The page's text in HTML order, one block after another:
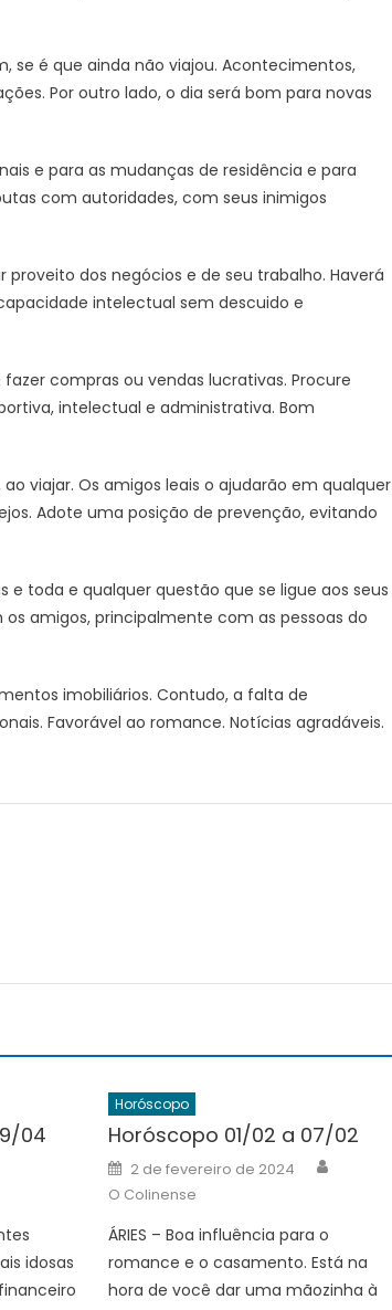
se é que ainda não viajou. Acontecimentos,
Por outro lado, o dia será bom para novas
e para as mudanças de residência e para
com autoridades, com seus inimigos
proveito dos negócios e de seu trabalho. Haverá
intelectual sem descuido e
fazer compras ou vendas lucrativas. Procure
intelectual e administrativa. Bom
ao viajar. Os amigos leais o ajudarão em qualquer
Adote uma posição de prevenção, evitando
e toda e qualquer questão que se ligue aos seus
amigos, principalmente com as pessoas do
imobiliários. Contudo, a falta de
Favorável ao romance. Notícias agradáveis.
04
idosas
Horóscopo
Horóscopo 01/02 a 07/02
Posted
on
2 de fevereiro de 2024
O Colinense
ÁRIES – Boa influência para o
romance e o casamento. Está na
hora de você dar uma mãozinha à